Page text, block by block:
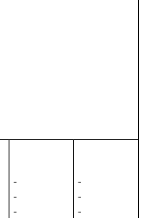
-
-
-
-
-
-